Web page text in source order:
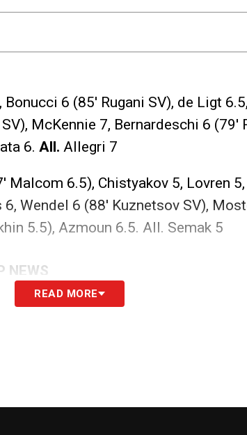
6 (85′ Rugani SV), de Ligt
McKennie 7, Bernardeschi 6 (79′
6. All. Allegri 7
Malcom 6.5), Chistyakov 5, Lovren
Wendel 6 (88′ Kuznetsov SV),
5.5), Azmoun 6.5. All. Semak 5
NEWS
READ MORE